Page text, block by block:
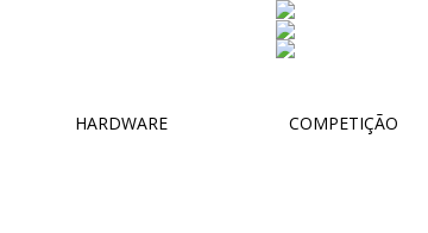
HARDWARE COMPETIÇÃO